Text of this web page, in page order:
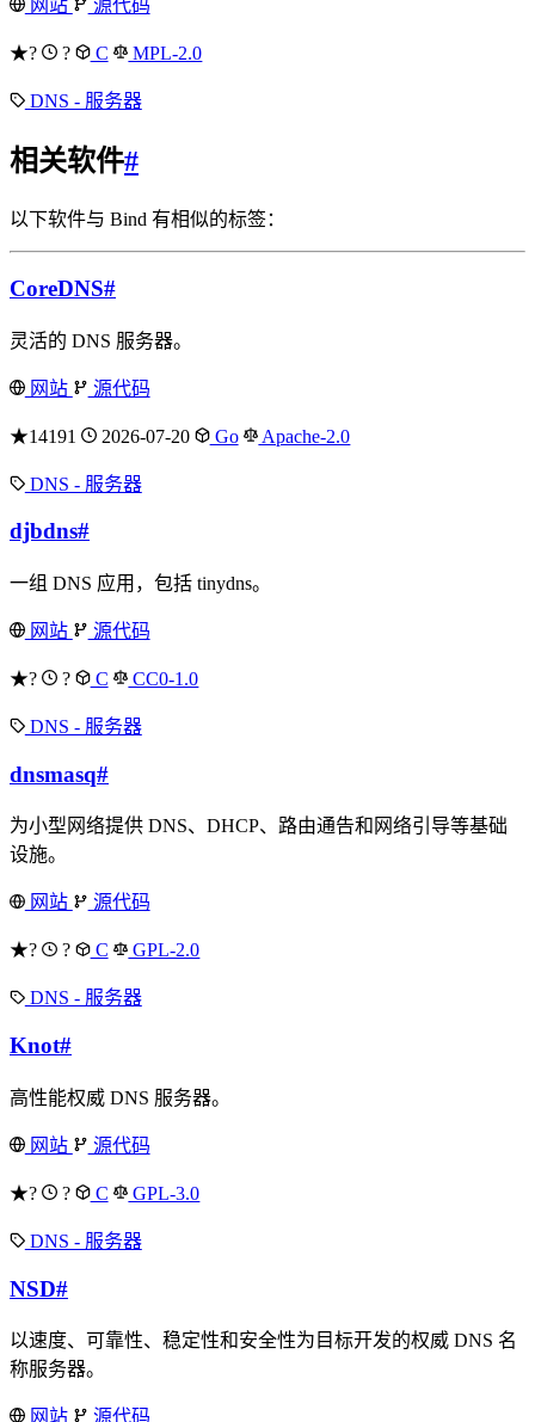
网站 源代码
★? ? C MPL-2.0
DNS - 服务器
相关软件#
以下软件与 Bind 有相似的标签：
CoreDNS#
灵活的 DNS 服务器。
网站 源代码
★14191 2026-07-20 Go Apache-2.0
DNS - 服务器
djbdns#
一组 DNS 应用，包括 tinydns。
网站 源代码
★? ? C CC0-1.0
DNS - 服务器
dnsmasq#
为小型网络提供 DNS、DHCP、路由通告和网络引导等基础
设施。
网站 源代码
★? ? C GPL-2.0
DNS - 服务器
Knot#
高性能权威 DNS 服务器。
网站 源代码
★? ? C GPL-3.0
DNS - 服务器
NSD#
以速度、可靠性、稳定性和安全性为目标开发的权威 DNS 名
称服务器。
网站 源代码